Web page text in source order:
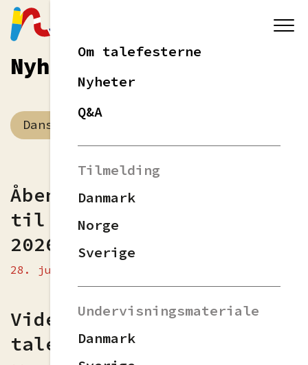
Om talefesterne
Nyheter
Q&A
Tilmelding
Danmark
Norge
Sverige
Undervisningsmateriale
Danmark
Nyheter
Dansk
Åbent for tilmeldinger
til det danske forløb
2026
28. jul 2025
Video af over 50 danske
taler online